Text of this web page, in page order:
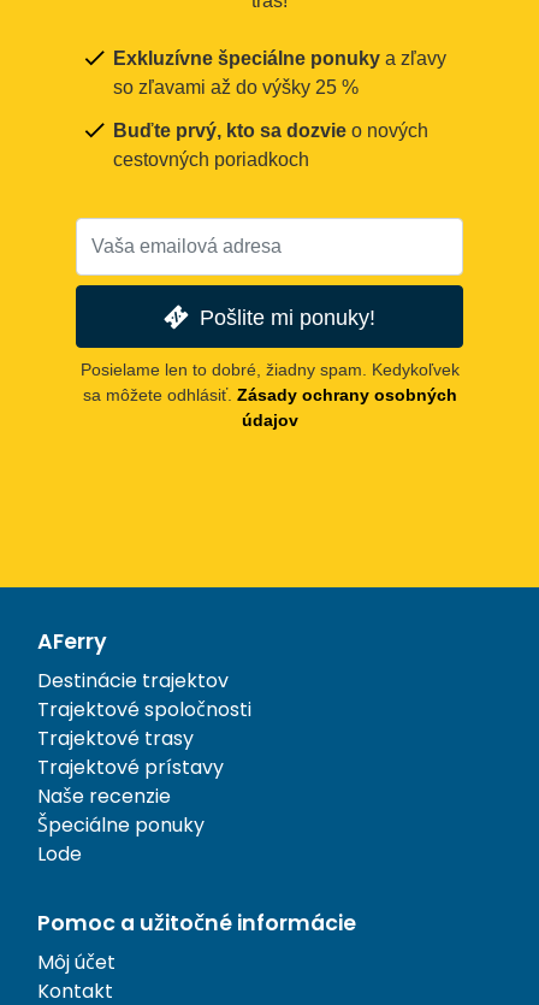
Exkluzívne špeciálne ponuky a zľavy
so zľavami až do výšky 25 %
Buďte prvý, kto sa dozvie o nových
cestovných poriadkoch
Pošlite mi ponuky!
Posielame len to dobré, žiadny spam. Kedykoľvek
sa môžete odhlásiť. Zásady ochrany osobných
údajov
AFerry
Destinácie trajektov
Trajektové spoločnosti
Trajektové trasy
Trajektové prístavy
Naše recenzie
Špeciálne ponuky
Lode
Pomoc a užitočné informácie
Môj účet
Kontakt